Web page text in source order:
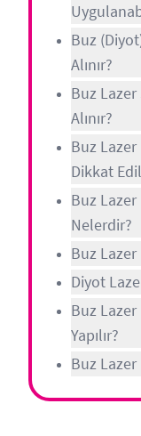
Buz
Alınır?
Buz Lazer
Alınır?
Buz Lazer
Dikkat
Buz
Nelerdir?
Buz Lazer
Diyot
Buz Lazer
Yapılır?
Buz Lazer